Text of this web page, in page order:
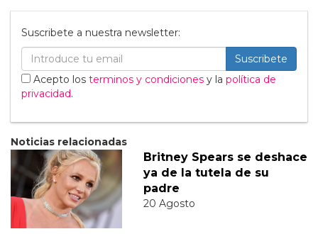
Suscribete a nuestra newsletter:
Suscribete
Acepto los terminos y condiciones y la política de
privacidad.
Noticias relacionadas
Britney Spears se deshace
ya de la tutela de su
padre
20 Agosto